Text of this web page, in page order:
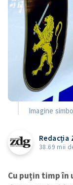
Imagine
Redacția
38.69 mii
Cu puțin timp în